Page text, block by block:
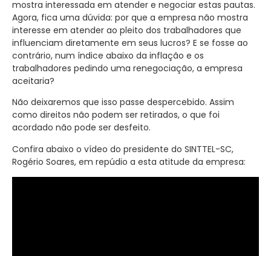
mostra interessada em atender e negociar estas pautas.
Agora, fica uma dúvida: por que a empresa não mostra
interesse em atender ao pleito dos trabalhadores que
influenciam diretamente em seus lucros? E se fosse ao
contrário, num índice abaixo da inflação e os
trabalhadores pedindo uma renegociação, a empresa
aceitaria?
Não deixaremos que isso passe despercebido. Assim
como direitos não podem ser retirados, o que foi
acordado não pode ser desfeito.
Confira abaixo o vídeo do presidente do SINTTEL-SC,
Rogério Soares, em repúdio a esta atitude da empresa: